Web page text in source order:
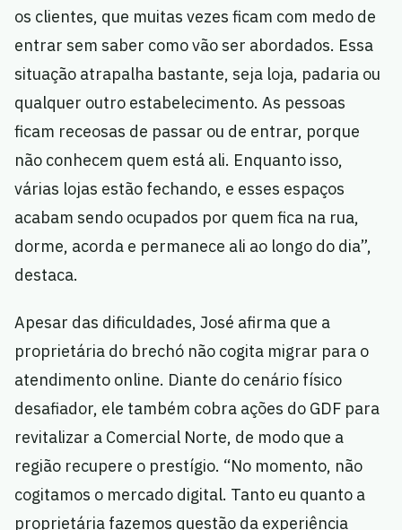
os clientes, que muitas vezes ficam com medo de
entrar sem saber como vão ser abordados. Essa
situação atrapalha bastante, seja loja, padaria ou
qualquer outro estabelecimento. As pessoas
ficam receosas de passar ou de entrar, porque
não conhecem quem está ali. Enquanto isso,
várias lojas estão fechando, e esses espaços
acabam sendo ocupados por quem fica na rua,
dorme, acorda e permanece ali ao longo do dia”,
destaca.
Apesar das dificuldades, José afirma que a
proprietária do brechó não cogita migrar para o
atendimento online. Diante do cenário físico
desafiador, ele também cobra ações do GDF para
revitalizar a Comercial Norte, de modo que a
região recupere o prestígio. “No momento, não
cogitamos o mercado digital. Tanto eu quanto a
proprietária fazemos questão da experiência